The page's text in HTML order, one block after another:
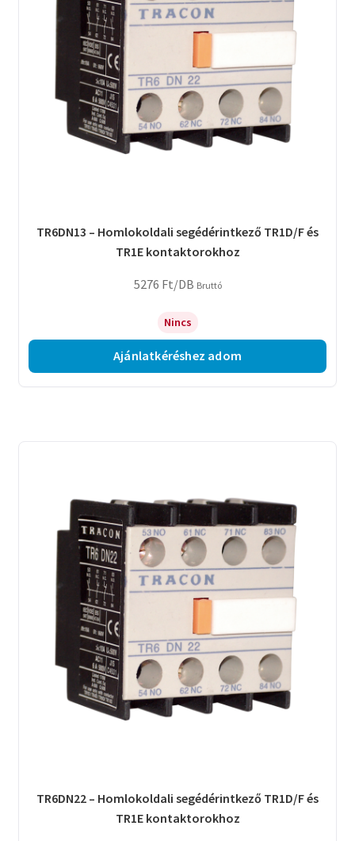
TR6DN13 – Homlokoldali segédérintkező TR1D/F és
TR1E kontaktorokhoz
5276 Ft/DB Bruttó
Nincs
Ajánlatkéréshez adom
TR6DN22 – Homlokoldali segédérintkező TR1D/F és
TR1E kontaktorokhoz